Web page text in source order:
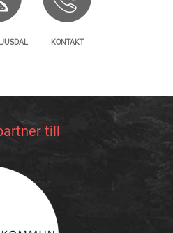
KONTAKT
till